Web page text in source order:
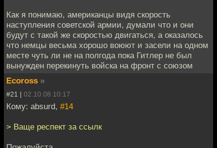
Как я понимаю, американцы видя скорость
наступления советской армии, думали что и они
будут с такой же скоростью двигаться, а оказалось
что немцы весьма хорошо воюют и засели на одном
месте чуть ли не на полгода пока Гитлер не был
вынужден перекинуть войска на фронт с союзом
Ecoross »
#21 | 02.10.08 10:17
Кому: absurd, #14
> Ваще респект за ссылк